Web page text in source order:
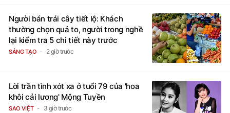
Người bán trái cây tiết lộ: Khách
thường chọn quả to, người trong nghề
lại kiểm tra 5 chi tiết này trước
SÁNG TẠO 2 giờ trước
Lời trần tình xót xa ở tuổi 79 của 'hoa
khôi cải lương' Mộng Tuyền
SAO VIỆT 3 giờ trước